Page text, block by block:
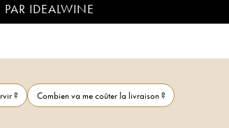
PAR IDEALWINE
?
Combien va me coûter la livraison ?